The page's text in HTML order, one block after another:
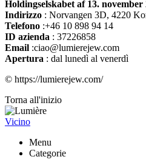
Holdingselskabet af 13. november
Indirizzo : Norvangen 3D, 4220
Telefono :+46 10 898 94 14
ID azienda : 37226858
Email :ciao@lumierejew.com
Apertura : dal lunedì al venerdì
© https://lumierejew.com/
Torna all'inizio
Vicino
Menu
Categorie